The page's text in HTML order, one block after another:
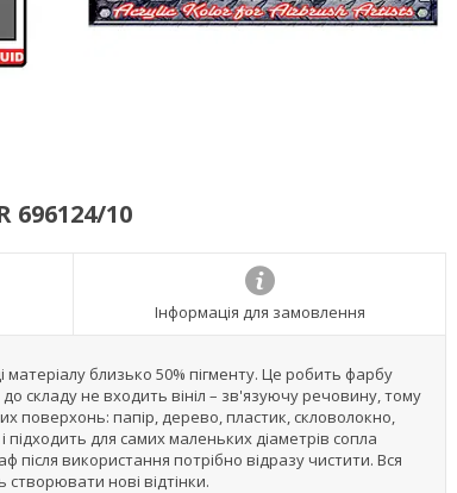
696124/10
Інформація для замовлення
матеріалу близько 50% пігменту. Це робить фарбу
складу не входить вініл – зв'язуючу речовину, тому
поверхонь: папір, дерево, пластик, скловолокно,
підходить для самих маленьких діаметрів сопла
використання потрібно відразу чистити. Вся
створювати нові відтінки.